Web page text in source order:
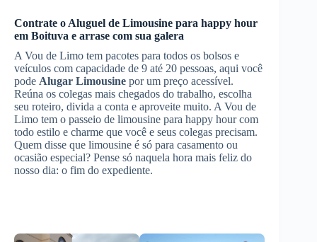
Contrate o Aluguel de Limousine para happy hour
em Boituva e arrase com sua galera
A Vou de Limo tem pacotes para todos os bolsos e
veículos com capacidade de 9 até 20 pessoas, aqui você
pode Alugar Limousine por um preço acessível.
Reúna os colegas mais chegados do trabalho, escolha
seu roteiro, divida a conta e aproveite muito. A Vou de
Limo tem o passeio de limousine para happy hour com
todo estilo e charme que você e seus colegas precisam.
Quem disse que limousine é só para casamento ou
ocasião especial? Pense só naquela hora mais feliz do
nosso dia: o fim do expediente.